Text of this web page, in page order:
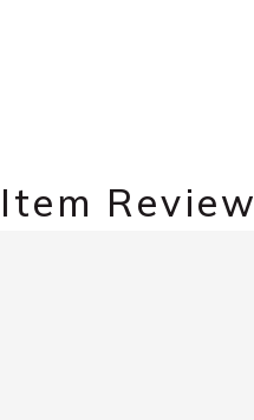
Item Review